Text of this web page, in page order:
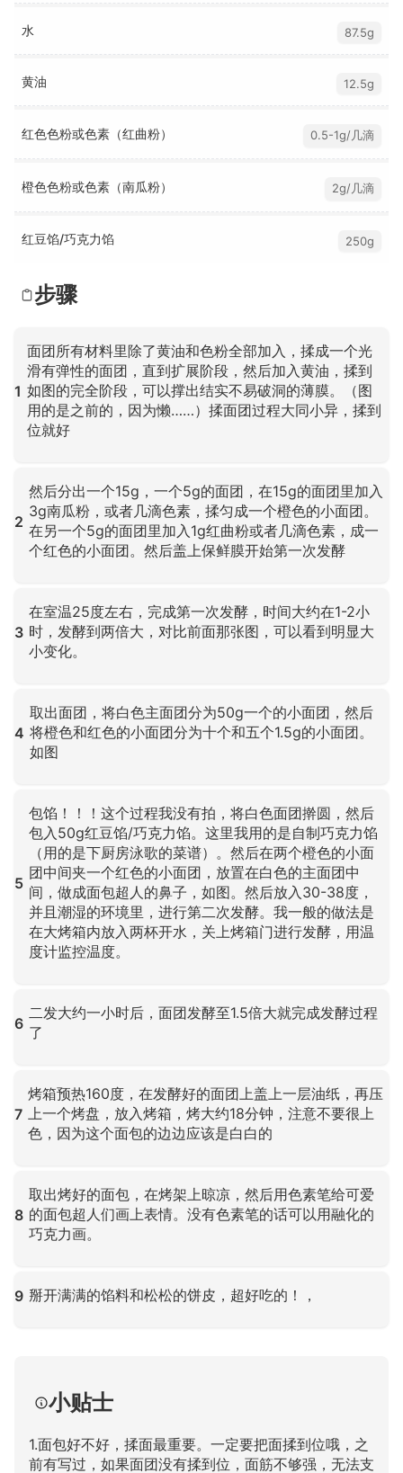
水 87.5g
黄油 12.5g
红色色粉或色素（红曲粉） 0.5-1g/几滴
橙色色粉或色素（南瓜粉） 2g/几滴
红豆馅/巧克力馅 250g
步骤
1
面团所有材料里除了黄油和色粉全部加入，揉成一个光
滑有弹性的面团，直到扩展阶段，然后加入黄油，揉到
如图的完全阶段，可以撑出结实不易破洞的薄膜。（图
用的是之前的，因为懒……）揉面团过程大同小异，揉到
位就好
2
然后分出一个15g，一个5g的面团，在15g的面团里加入
3g南瓜粉，或者几滴色素，揉匀成一个橙色的小面团。
在另一个5g的面团里加入1g红曲粉或者几滴色素，成一
个红色的小面团。然后盖上保鲜膜开始第一次发酵
3
在室温25度左右，完成第一次发酵，时间大约在1-2小
时，发酵到两倍大，对比前面那张图，可以看到明显大
小变化。
4
取出面团，将白色主面团分为50g一个的小面团，然后
将橙色和红色的小面团分为十个和五个1.5g的小面团。
如图
5
包馅！！！这个过程我没有拍，将白色面团擀圆，然后
包入50g红豆馅/巧克力馅。这里我用的是自制巧克力馅
（用的是下厨房泳歌的菜谱）。然后在两个橙色的小面
团中间夹一个红色的小面团，放置在白色的主面团中
间，做成面包超人的鼻子，如图。然后放入30-38度，
并且潮湿的环境里，进行第二次发酵。我一般的做法是
在大烤箱内放入两杯开水，关上烤箱门进行发酵，用温
度计监控温度。
6
二发大约一小时后，面团发酵至1.5倍大就完成发酵过程
了
7
烤箱预热160度，在发酵好的面团上盖上一层油纸，再压
上一个烤盘，放入烤箱，烤大约18分钟，注意不要很上
色，因为这个面包的边边应该是白白的
8
取出烤好的面包，在烤架上晾凉，然后用色素笔给可爱
的面包超人们画上表情。没有色素笔的话可以用融化的
巧克力画。
9 掰开满满的馅料和松松的饼皮，超好吃的！，
小贴士
1.面包好不好，揉面最重要。一定要把面揉到位哦，之
前有写过，如果面团没有揉到位，面筋不够强，无法支